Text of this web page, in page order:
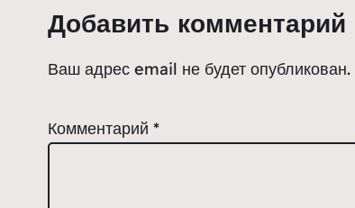
Добавить комментарий
Ваш адрес email не будет опубликован.
Комментарий *